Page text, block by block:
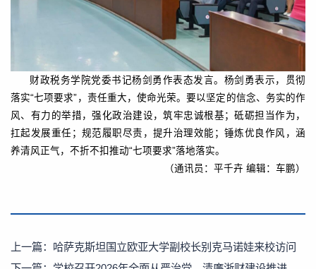
财政税务学院党委书记杨剑勇作表态发言。杨剑勇表示，贯彻
落实“七项要求”，责任重大，使命光荣。要以坚定的信念、务实的作
风、有力的举措，强化政治建设，筑牢忠诚根基；砥砺担当作为，
扛起发展重任；规范履职尽责，提升治理效能；锤炼优良作风，涵
养清风正气，不折不扣推动“七项要求”落地落实。
（通讯员：平千卉 编辑：车鹏）
上一篇： 哈萨克斯坦国立欧亚大学副校长别克马诺娃来校访问